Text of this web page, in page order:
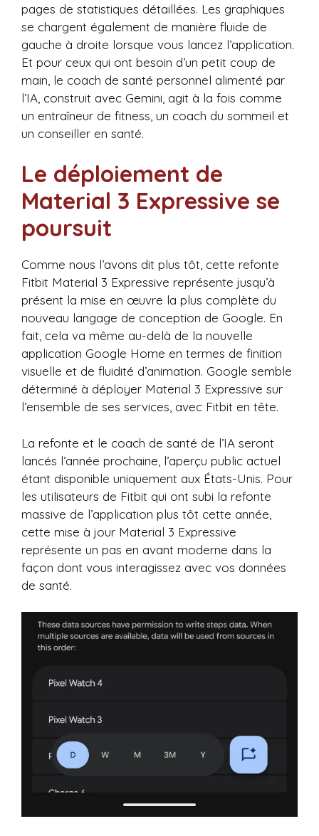
pages de statistiques détaillées. Les graphiques
se chargent également de manière fluide de
gauche à droite lorsque vous lancez l’application.
Et pour ceux qui ont besoin d’un petit coup de
main, le coach de santé personnel alimenté par
l’IA, construit avec Gemini, agit à la fois comme
un entraîneur de fitness, un coach du sommeil et
un conseiller en santé.
Le déploiement de
Material 3 Expressive se
poursuit
Comme nous l’avons dit plus tôt, cette refonte
Fitbit Material 3 Expressive représente jusqu’à
présent la mise en œuvre la plus complète du
nouveau langage de conception de Google. En
fait, cela va même au-delà de la nouvelle
application Google Home en termes de finition
visuelle et de fluidité d’animation. Google semble
déterminé à déployer Material 3 Expressive sur
l’ensemble de ses services, avec Fitbit en tête.
La refonte et le coach de santé de l’IA seront
lancés l’année prochaine, l’aperçu public actuel
étant disponible uniquement aux États-Unis. Pour
les utilisateurs de Fitbit qui ont subi la refonte
massive de l’application plus tôt cette année,
cette mise à jour Material 3 Expressive
représente un pas en avant moderne dans la
façon dont vous interagissez avec vos données
de santé.